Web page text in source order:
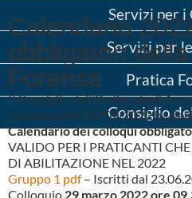
Servizi per
Servizi per
Pratica
Consiglio
Calendario
obbligatori
Forense
Il Consiglio dell’Ordine degli
consiliare dell’08/02/2022 ha
Calendario dei colloqui
VALIDO PER I PRATICANTI CHE
DI ABILITAZIONE NEL 2022
Gruppo 1 pdf– Iscritti dal
Colloquio 29 marzo 2022 ore